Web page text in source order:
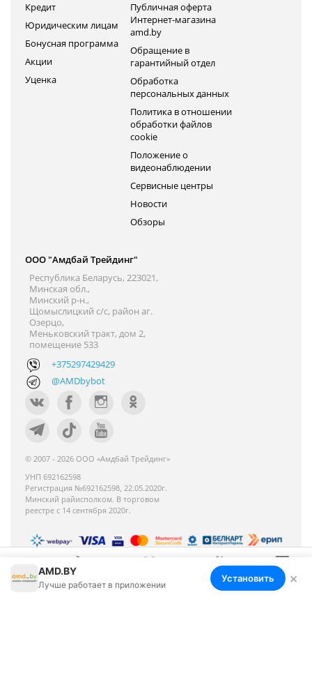
Меню Корзина Избранное Сравнение Войти
Кредит
Юридическим лицам
Бонусная программа
Акции
Уценка
Публичная оферта
Интернет-магазина
amd.by
Обращение в
гарантийный отдел
Обработка
персональных данных
Политика в отношении
обработки файлов
cookie
Положение о
видеонаблюдении
Сервисные центры
Новости
Обзоры
ООО "Амдбай Трейдинг"
Республика Беларусь, 223021,
Минская обл.,
Минский р-н.,
Щомыслицкий с/с, район аг.
Озерцо,
Меньковский тракт, дом 2,
помещение 533
+375297429429
@AMDbybot
© 2007 - 2026 ООО «Амдбай Трейдинг»
УНП 692162598
Регистрация №692162598, 22.05.2020г.
Минский райисполком. В торговом
реестре с 14 сентября 2020г.
Номер телефона работников местных
исполнительных и распорядительных органов по
AMD.BY
Лучше работает в приложении
Установить ×